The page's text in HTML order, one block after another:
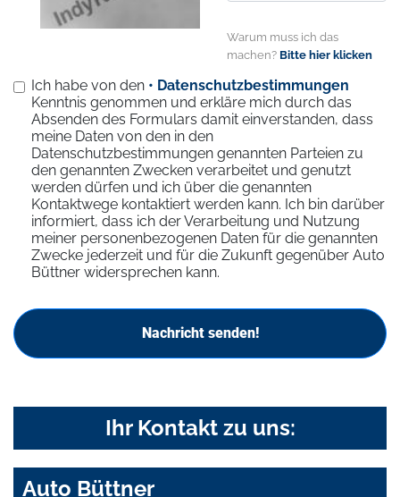
Warum muss ich das
machen? Bitte hier klicken
Ich habe von den • Datenschutzbestimmungen
Kenntnis genommen und erkläre mich durch das
Absenden des Formulars damit einverstanden, dass
meine Daten von den in den
Datenschutzbestimmungen genannten Parteien zu
den genannten Zwecken verarbeitet und genutzt
werden dürfen und ich über die genannten
Kontaktwege kontaktiert werden kann. Ich bin darüber
informiert, dass ich der Verarbeitung und Nutzung
meiner personenbezogenen Daten für die genannten
Zwecke jederzeit und für die Zukunft gegenüber Auto
Büttner widersprechen kann.
Nachricht senden!
Ihr Kontakt zu uns:
Auto Büttner